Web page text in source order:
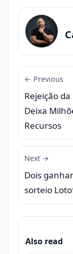
← Previous
Rejeição da
Deixa
Recursos
Next →
Dois
sorteio
Also read